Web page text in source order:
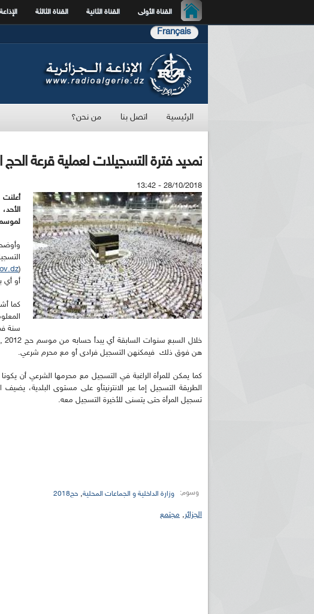
القناة الأولى القناة الثانية القناة الثالثة
Français
الرئيسية اتصل بنا من نحن؟
تمديد فترة التسجيلات لعملية قرعة الحج الى 18 نوفمبر
28/10/2018 - 13:42
أعلنت
لموسم 2019 إلى غاية 18 نوفمبر القادم
(
أو أي
كما
سنة
هن فوق ذلك فيمكنهن التسجيل فرادى أو مع محرم شرعي.
كما يمكن للمرأة الراغبة في التسجيل مع محرمها الشرعي أن
الطريقة التسجيل إما عبر الانترنيتأو على مستوى البلدية،
تسجيل المرأة حتى يتسنى للأخيرة التسجيل معه.
وسوم: وزارة الداخلية و الجماعات المحلية, حج2018
الجزائر, مجتمع